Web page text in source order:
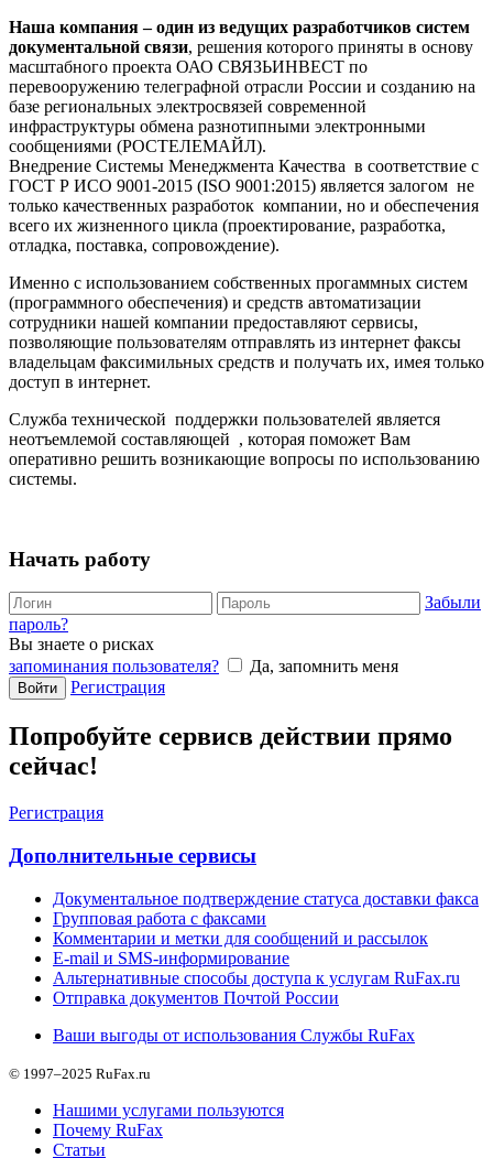
Наша компания – один из ведущих разработчиков систем
документальной связи, решения которого приняты в основу
масштабного проекта ОАО СВЯЗЬИНВЕСТ по
перевооружению телеграфной отрасли России и созданию на
базе региональных электросвязей современной
инфраструктуры обмена разнотипными электронными
сообщениями (РОСТЕЛЕМАЙЛ).
Внедрение Системы Менеджмента Качества в соответствие с
ГОСТ Р ИСО 9001-2015 (ISO 9001:2015) является залогом не
только качественных разработок компании, но и обеспечения
всего их жизненного цикла (проектирование, разработка,
отладка, поставка, сопровождение).
Именно с использованием собственных прогаммных систем
(программного обеспечения) и средств автоматизации
сотрудники нашей компании предоставляют сервисы,
позволяющие пользователям отправлять из интернет факсы
владельцам факсимильных средств и получать их, имея только
доступ в интернет.
Служба технической поддержки пользователей является
неотъемлемой составляющей , которая поможет Вам
оперативно решить возникающие вопросы по использованию
системы.
Начать работу
Забыли
пароль?
Вы знаете о рисках
запоминания пользователя?
Да, запомнить меня
Войти Регистрация
Попробуйте сервисв действии прямо
сейчас!
Регистрация
Дополнительные сервисы
Документальное подтверждение статуса доставки факса
Групповая работа с факсами
Комментарии и метки для сообщений и рассылок
E-mail и SMS-информирование
Альтернативные способы доступа к услугам RuFax.ru
Отправка документов Почтой России
Ваши выгоды от использования Службы RuFax
© 1997–2025 RuFax.ru
Нашими услугами пользуются
Почему RuFax
Статьи